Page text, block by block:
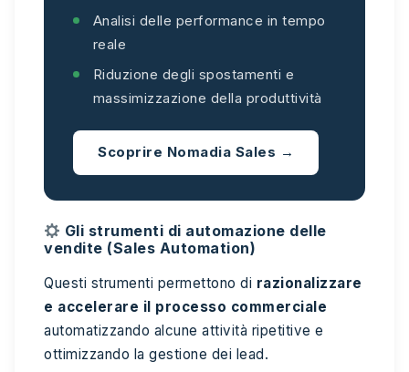
Analisi delle performance in tempo
reale
Riduzione degli spostamenti e
massimizzazione della produttività
Scoprire Nomadia Sales →
Gli strumenti di automazione delle
vendite (Sales Automation)
Questi strumenti permettono di razionalizzare
e accelerare il processo commerciale
automatizzando alcune attività ripetitive e
ottimizzando la gestione dei lead.